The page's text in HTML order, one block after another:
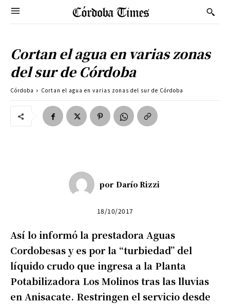
Cortan el agua en varias zonas
del sur de Córdoba
Córdoba Cortan el agua en varias zonas del sur de Córdoba
por Darío Rizzi
18/10/2017
Así lo informó la prestadora Aguas
Cordobesas y es por la “turbiedad” del
líquido crudo que ingresa a la Planta
Potabilizadora Los Molinos tras las lluvias
en Anisacate. Restringen el servicio desde